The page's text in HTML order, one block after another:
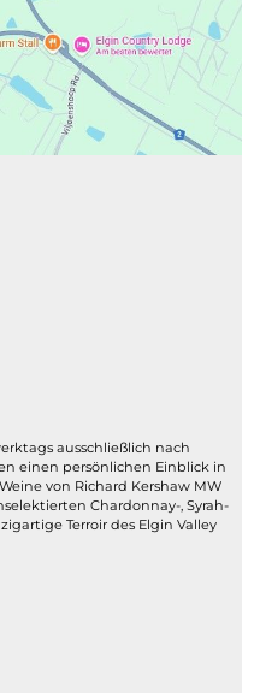
ausschließlich nach
einen persönlichen Einblick in
von Richard Kershaw MW
Chardonnay-, Syrah-
Terroir des Elgin Valley